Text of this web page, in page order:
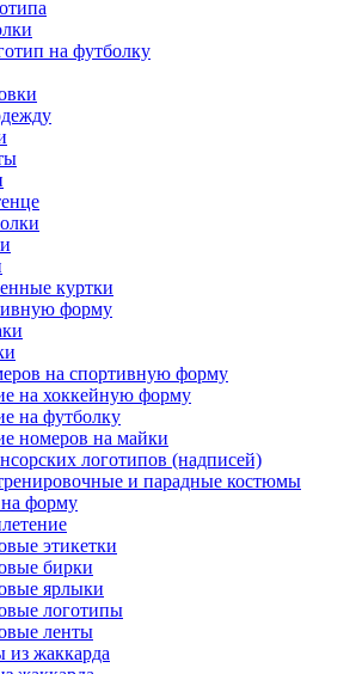
на футболку
куртки
форму
на спортивную форму
на хоккейную форму
на футболку
номеров на майки
логотипов (надписей)
и парадные костюмы
форму
этикетки
бирки
ярлыки
логотипы
ленты
жаккарда